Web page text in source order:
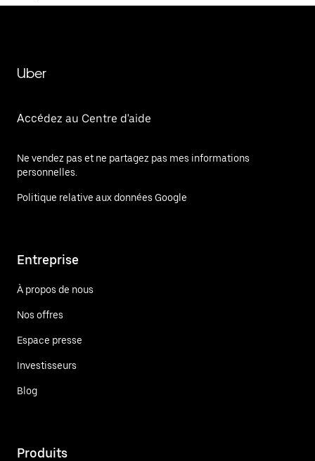
Uber
Accédez au Centre d'aide
Ne vendez pas et ne partagez pas mes informations
personnelles.
Politique relative aux données Google
Entreprise
À propos de nous
Nos offres
Espace presse
Investisseurs
Blog
Produits